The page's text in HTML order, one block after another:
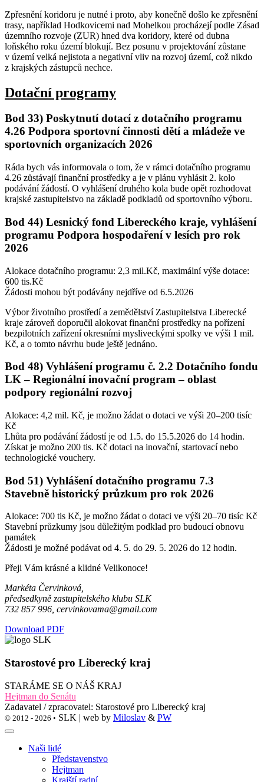
Zpřesnění koridoru je nutné i proto, aby konečně došlo ke zpřesnění
trasy, například Hodkovicemi nad Mohelkou procházejí podle Zásad
územního rozvoje (ZUR) hned dva koridory, které od dubna
loňského roku území blokují. Bez posunu v projektování zůstane
v území velká nejistota a negativní vliv na rozvoj území, což nikdo
z krajských zástupců nechce.
Dotační programy
Bod 33) Poskytnutí dotací z dotačního programu
4.26 Podpora sportovní činnosti dětí a mládeže ve
sportovních organizacích 2026
Ráda bych vás informovala o tom, že v rámci dotačního programu
4.26 zůstávají finanční prostředky a je v plánu vyhlásit 2. kolo
podávání žádostí. O vyhlášení druhého kola bude opět rozhodovat
krajské zastupitelstvo na základě podkladů od sportovního výboru.
Bod 44) Lesnický fond Libereckého kraje, vyhlášení
programu Podpora hospodaření v lesích pro rok
2026
Alokace dotačního programu: 2,3 mil.Kč, maximální výše dotace:
600 tis.Kč
Žádosti mohou být podávány nejdříve od 6.5.2026
Výbor životního prostředí a zemědělství Zastupitelstva Liberecké
kraje zároveň doporučil alokovat finanční prostředky na pořízení
bezpilotních zařízení okresními mysliveckými spolky ve výši 1 mil.
Kč, a o tomto návrhu bude ještě jednáno.
Bod 48) Vyhlášení programu č. 2.2 Dotačního fondu
LK – Regionální inovační program – oblast
podpory regionální rozvoj
Alokace: 4,2 mil. Kč, je možno žádat o dotaci ve výši 20–200 tisíc
Kč
Lhůta pro podávání žádostí je od 1.5. do 15.5.2026 do 14 hodin.
Získat je možno 200 tis. Kč dotaci na inovační, startovací nebo
technologické vouchery.
Bod 51) Vyhlášení dotačního programu 7.3
Stavebně historický průzkum pro rok 2026
Alokace: 700 tis Kč, je možno žádat o dotaci ve výši 20–70 tisíc Kč
Stavební průzkumy jsou důležitým podklad pro budoucí obnovu
památek
Žádosti je možné podávat od 4. 5. do 29. 5. 2026 do 12 hodin.
Přeji Vám krásné a klidné Velikonoce!
Markéta Červinková,
předsedkyně zastupitelského klubu SLK
732 857 996, cervinkovama@gmail.com
Download PDF
Starostové pro Liberecký kraj
STARÁME SE O NÁŠ KRAJ
Hejtman do Senátu
Zadavatel / zpracovatel: Starostové pro Liberecký kraj
© 2012 - 2026 • SLK | web by Miloslav & PW
Naši lidé
Představenstvo
Hejtman
Krajští radní